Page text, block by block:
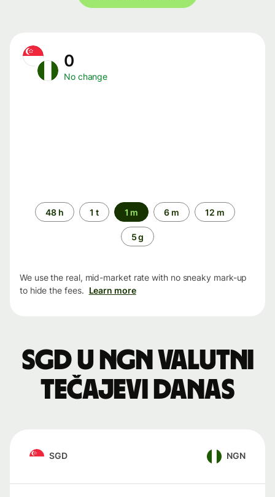
0
No change
Time
period
48 h 1 t 1 m 6 m 12 m
5 g
We use the real, mid-market rate with no sneaky mark-up
to hide the fees. Learn more
SGD u NGN valutni
tečajevi danas
SGD NGN